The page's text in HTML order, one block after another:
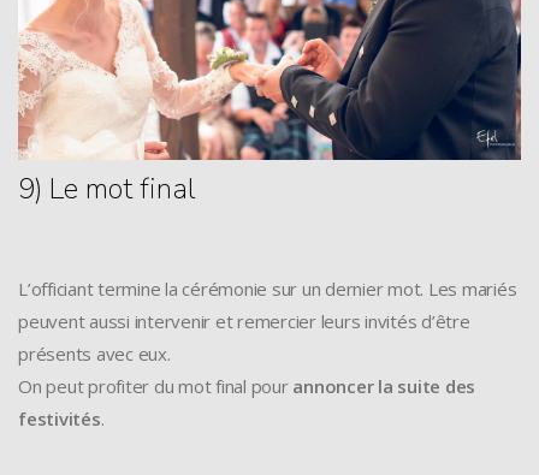
9) Le mot final
L’officiant termine la cérémonie sur un dernier mot. Les mariés
peuvent aussi intervenir et remercier leurs invités d’être
présents avec eux.
On peut profiter du mot final pour annoncer la suite des
festivités.